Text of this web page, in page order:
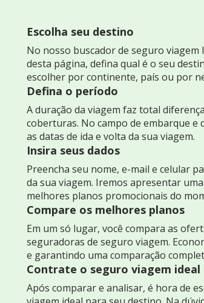
Escolha seu destino
No nosso buscador de seguro viagem
desta página, defina qual é o seu
escolher por continente, país ou por
Defina o período
A duração da viagem faz total
coberturas. No campo de embarque e
as datas de ida e volta da sua viagem.
Insira seus dados
Preencha seu nome, e-mail e celular
da sua viagem. Iremos apresentar
melhores planos promocionais do
Compare os melhores planos
Em um só lugar, você compara as
seguradoras de seguro viagem.
e garantindo uma comparação
Contrate o seguro viagem ideal
Após comparar e analisar, é hora de